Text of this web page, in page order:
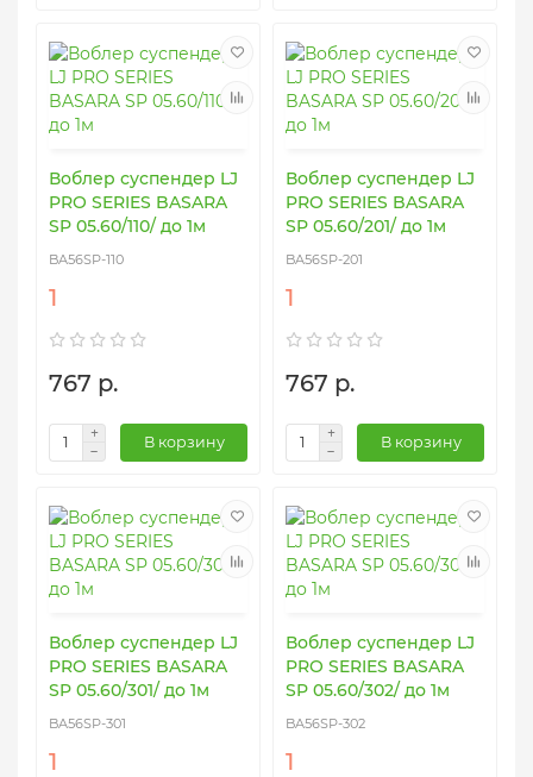
Воблер суспендер LJ
PRO SERIES BASARA
SP 05.60/110/ до 1м
BA56SP-110
1
767 р.
В корзину
Воблер суспендер LJ
PRO SERIES BASARA
SP 05.60/201/ до 1м
BA56SP-201
1
767 р.
В корзину
Воблер суспендер LJ
PRO SERIES BASARA
SP 05.60/301/ до 1м
BA56SP-301
1
Воблер суспендер LJ
PRO SERIES BASARA
SP 05.60/302/ до 1м
BA56SP-302
1